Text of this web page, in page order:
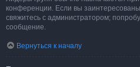
конференции. Если вы
свяжитесь с администратором;
сообщение.
Вернуться к началу